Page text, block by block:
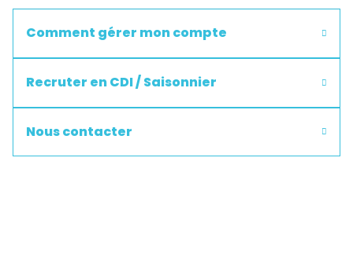
Comment gérer mon compte
Recruter en CDI / Saisonnier
Nous contacter